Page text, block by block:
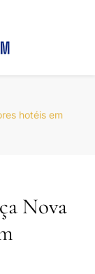
hotéis em
Nova